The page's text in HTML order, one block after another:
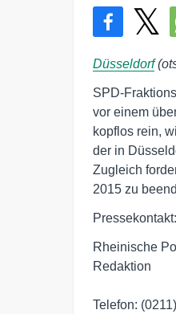
Düsseldorf
SPD-
vor einem
kopflos rein,
der in
Zugleich
2015 zu
Pressekontakt:
Rheinische
Redaktion
Telefon: